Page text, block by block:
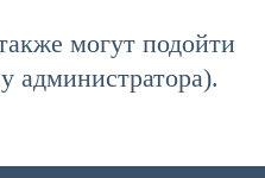
могут подойти
администратора).